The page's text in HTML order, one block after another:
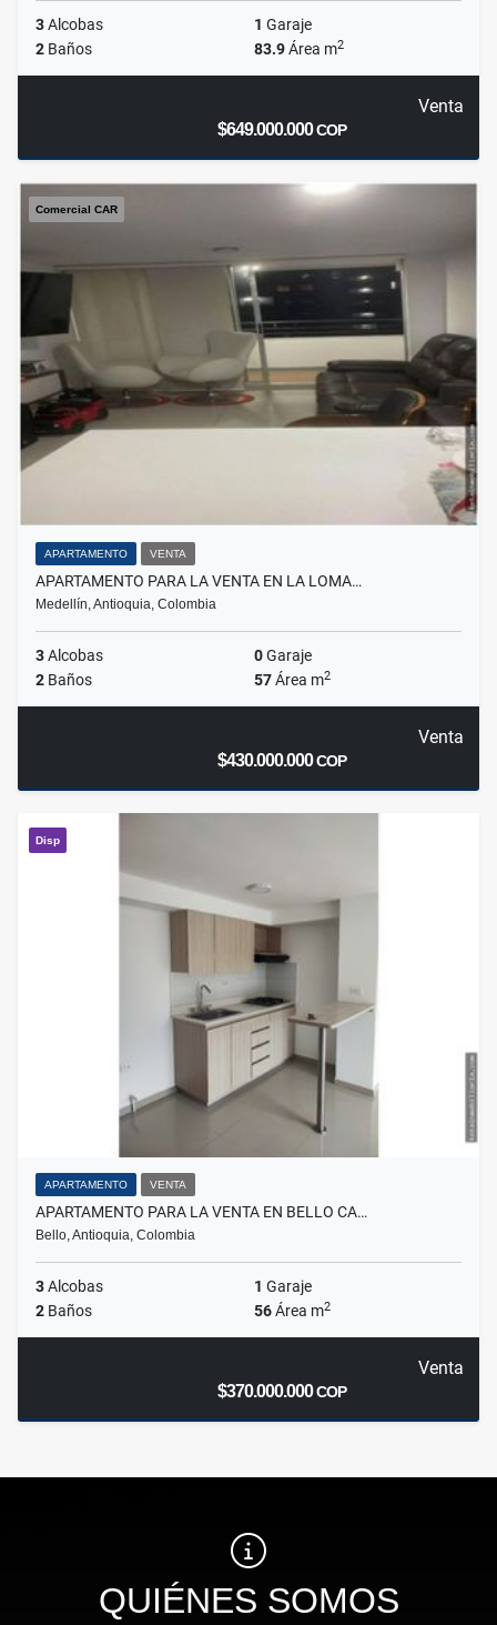
3Alcobas 1 Garaje
2 Baños 83.9Área m2
Venta
$649.000.000COP
Comercial CAR
APARTAMENTO VENTA
APARTAMENTO PARA LA VENTA EN LA LOMA…
Medellín, Antioquia, Colombia
3Alcobas 0Garaje
2 Baños 57Área m2
Venta
$430.000.000COP
Disp
APARTAMENTO VENTA
APARTAMENTO PARA LA VENTA EN BELLO CA…
Bello, Antioquia, Colombia
3Alcobas 1 Garaje
2 Baños 56Área m2
Venta
$370.000.000COP
QUIÉNES SOMOS